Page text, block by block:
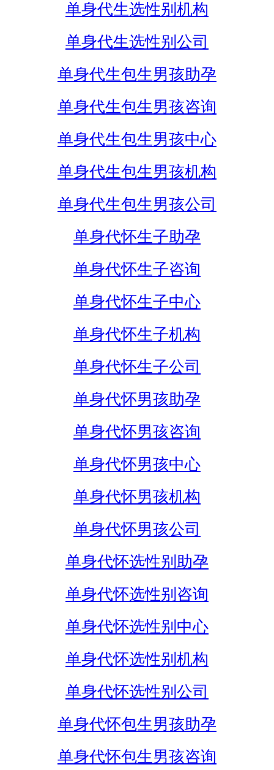
单身代生选性别机构
单身代生选性别公司
单身代生包生男孩助孕
单身代生包生男孩咨询
单身代生包生男孩中心
单身代生包生男孩机构
单身代生包生男孩公司
单身代怀生子助孕
单身代怀生子咨询
单身代怀生子中心
单身代怀生子机构
单身代怀生子公司
单身代怀男孩助孕
单身代怀男孩咨询
单身代怀男孩中心
单身代怀男孩机构
单身代怀男孩公司
单身代怀选性别助孕
单身代怀选性别咨询
单身代怀选性别中心
单身代怀选性别机构
单身代怀选性别公司
单身代怀包生男孩助孕
单身代怀包生男孩咨询